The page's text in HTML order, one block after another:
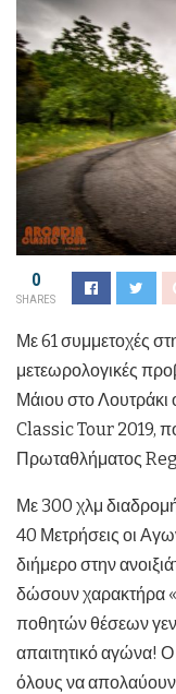
0
SHARES
Με 61 συμμετοχές
μετεωρολογικές
Μάιου στο
Classic Tour 2019,
Πρωταθλήματος
Με 300 χλμ
40 Μετρήσεις οι
διήμερο στην
δώσουν χαρακτήρα
ποθητών θέσεων
απαιτητικό αγώνα! Ο
όλους να απολαύουν